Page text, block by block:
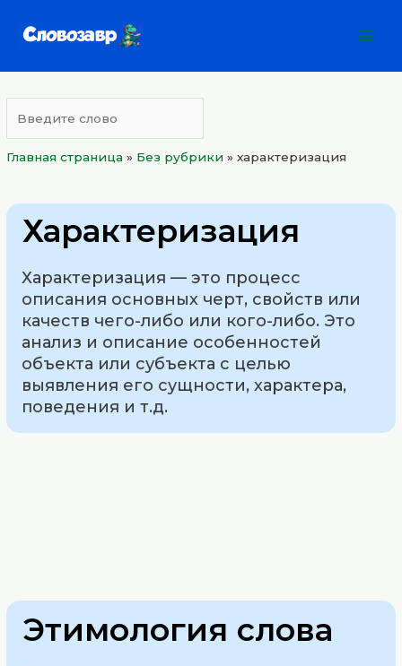
Главная страница » Без рубрики »характеризация
Характеризация
Характеризация — это процесс
описания основных черт, свойств или
качеств чего-либо или кого-либо. Это
анализ и описание особенностей
объекта или субъекта с целью
выявления его сущности, характера,
поведения и т.д.
Этимология слова